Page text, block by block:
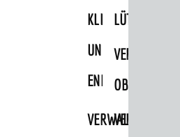
KLIMASCHUTZ
UND